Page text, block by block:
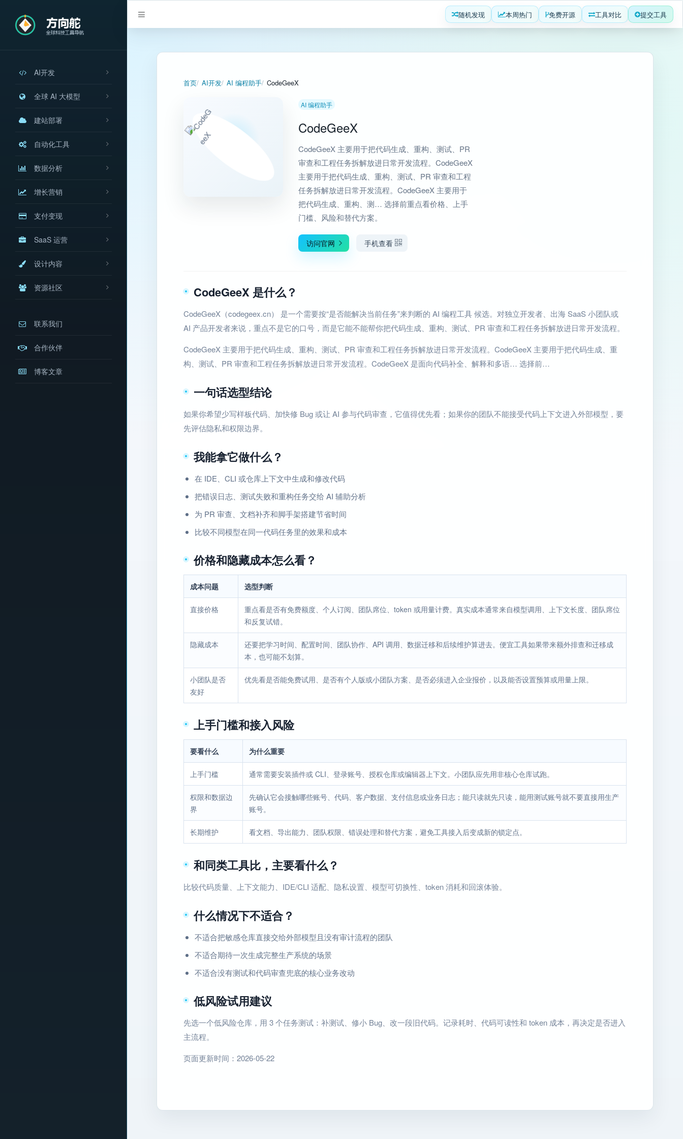
AI开发
全球 AI 大模型
建站部署
自动化工具
数据分析
增长营销
支付变现
SaaS 运营
设计内容
资源社区
联系我们
合作伙伴
博客文章
随机发现 本周热门 免费开源 工具对比 提交工具
首页 AI开发 AI 编程助手 CodeGeeX
AI 编程助手
CodeGeeX
CodeGeeX 主要用于把代码生成、重构、测试、PR
审查和工程任务拆解放进日常开发流程。CodeGeeX
主要用于把代码生成、重构、测试、PR 审查和工程
任务拆解放进日常开发流程。CodeGeeX 主要用于
把代码生成、重构、测… 选择前重点看价格、上手
门槛、风险和替代方案。
访问官网 手机查看
CodeGeeX 是什么？
CodeGeeX（codegeex.cn） 是一个需要按“是否能解决当前任务”来判断的 AI 编程工具 候选。对独立开发者、出海 SaaS 小团队或
AI 产品开发者来说，重点不是它的口号，而是它能不能帮你把代码生成、重构、测试、PR 审查和工程任务拆解放进日常开发流程。
CodeGeeX 主要用于把代码生成、重构、测试、PR 审查和工程任务拆解放进日常开发流程。CodeGeeX 主要用于把代码生成、重
构、测试、PR 审查和工程任务拆解放进日常开发流程。CodeGeeX 是面向代码补全、解释和多语… 选择前…
一句话选型结论
如果你希望少写样板代码、加快修 Bug 或让 AI 参与代码审查，它值得优先看；如果你的团队不能接受代码上下文进入外部模型，要
先评估隐私和权限边界。
我能拿它做什么？
在 IDE、CLI 或仓库上下文中生成和修改代码
把错误日志、测试失败和重构任务交给 AI 辅助分析
为 PR 审查、文档补齐和脚手架搭建节省时间
比较不同模型在同一代码任务里的效果和成本
价格和隐藏成本怎么看？
成本问题 选型判断
直接价格
重点看是否有免费额度、个人订阅、团队席位、token 或用量计费。真实成本通常来自模型调用、上下文长度、团队席位
和反复试错。
隐藏成本
还要把学习时间、配置时间、团队协作、API 调用、数据迁移和后续维护算进去。便宜工具如果带来额外排查和迁移成
本，也可能不划算。
小团队是否
友好
优先看是否能免费试用、是否有个人版或小团队方案、是否必须进入企业报价，以及能否设置预算或用量上限。
上手门槛和接入风险
要看什么 为什么重要
上手门槛 通常需要安装插件或 CLI、登录账号、授权仓库或编辑器上下文。小团队应先用非核心仓库试跑。
权限和数据边
界
先确认它会接触哪些账号、代码、客户数据、支付信息或业务日志；能只读就先只读，能用测试账号就不要直接用生产
账号。
长期维护 看文档、导出能力、团队权限、错误处理和替代方案，避免工具接入后变成新的锁定点。
和同类工具比，主要看什么？
比较代码质量、上下文能力、IDE/CLI 适配、隐私设置、模型可切换性、token 消耗和回滚体验。
什么情况下不适合？
不适合把敏感仓库直接交给外部模型且没有审计流程的团队
不适合期待一次生成完整生产系统的场景
不适合没有测试和代码审查兜底的核心业务改动
低风险试用建议
先选一个低风险仓库，用 3 个任务测试：补测试、修小 Bug、改一段旧代码。记录耗时、代码可读性和 token 成本，再决定是否进入
主流程。
页面更新时间：2026-05-22